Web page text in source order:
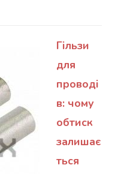
Гільзи
для
проводі
в: чому
обтиск
залишає
ться